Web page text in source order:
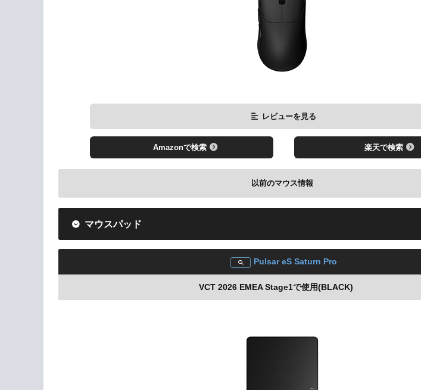
レビューを見る
Amazonで検索 楽天で検索
以前のマウス情報
マウスパッド
Pulsar eS Saturn Pro
VCT 2026 EMEA Stage1で使用(BLACK)